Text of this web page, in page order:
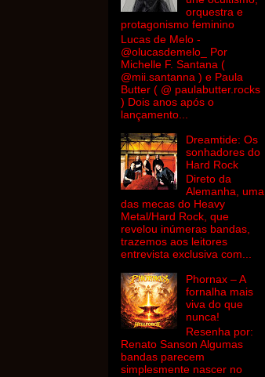
orquestra e
protagonismo feminino
Lucas de Melo -
@olucasdemelo_ Por
Michelle F. Santana (
@mii.santanna ) e Paula
Butter ( @ paulabutter.rocks
) Dois anos após o
lançamento...
Dreamtide: Os
sonhadores do
Hard Rock
Direto da
Alemanha, uma
das mecas do Heavy
Metal/Hard Rock, que
revelou inúmeras bandas,
trazemos aos leitores
entrevista exclusiva com...
Phornax – A
fornalha mais
viva do que
nunca!
Resenha por:
Renato Sanson Algumas
bandas parecem
simplesmente nascer no